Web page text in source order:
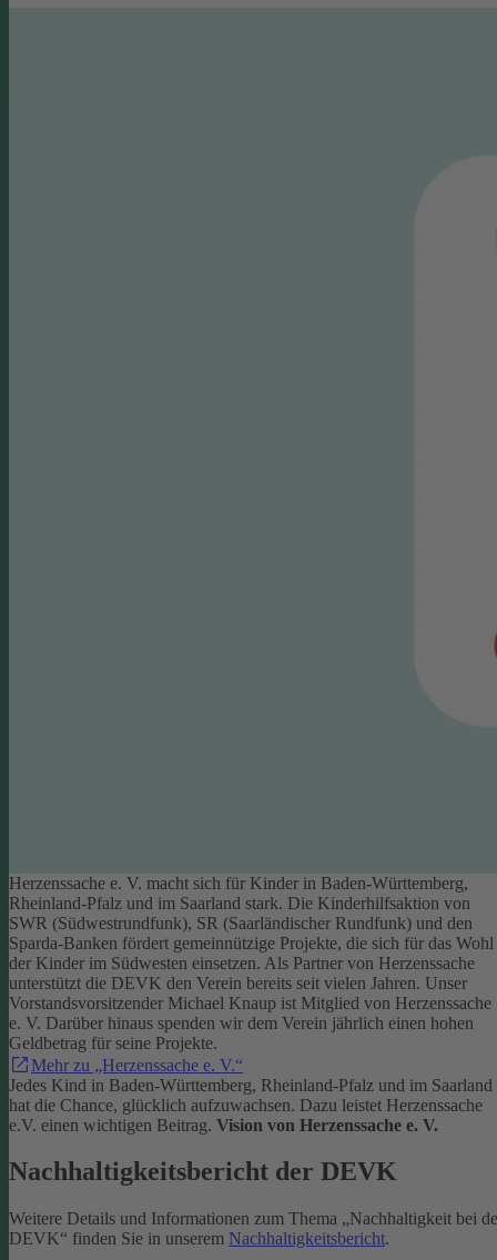
Herzenssache e. V. macht sich für Kinder in Baden-Württemberg,
Rheinland-Pfalz und im Saarland stark. Die Kinderhilfsaktion von
SWR (Südwestrundfunk), SR (Saarländischer Rundfunk) und den
Sparda-Banken fördert gemeinnützige Projekte, die sich für das Wohl
der Kinder im Südwesten einsetzen. Als Partner von Herzenssache
unterstützt die DEVK den Verein bereits seit vielen Jahren. Unser
Vorstandsvorsitzender Michael Knaup ist Mitglied von Herzenssache
e. V. Darüber hinaus spenden wir dem Verein jährlich einen hohen
Geldbetrag für seine Projekte.
Mehr zu „Herzenssache e. V.“
Jedes Kind in Baden-Württemberg, Rheinland-Pfalz und im Saarland
hat die Chance, glücklich aufzuwachsen. Dazu leistet Herzenssache
e.V. einen wichtigen Beitrag. Vision von Herzenssache e. V.
Nachhaltigkeitsbericht der DEVK
Weitere Details und Informationen zum Thema „Nachhaltigkeit bei
DEVK“ finden Sie in unserem Nachhaltigkeitsbericht.